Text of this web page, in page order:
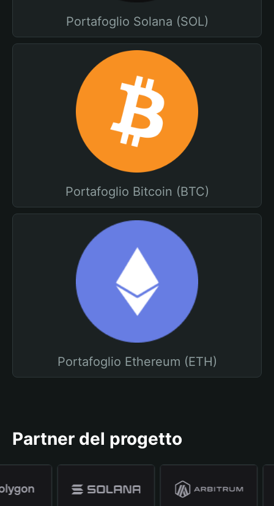
Portafoglio Solana (SOL)
Portafoglio Bitcoin (BTC)
Portafoglio Ethereum (ETH)
Partner del progetto